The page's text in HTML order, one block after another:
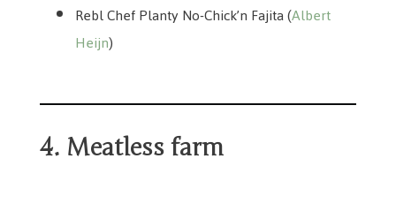
Rebl Chef Planty No-Chick’n Fajita (Albert
Heijn)
4. Meatless farm